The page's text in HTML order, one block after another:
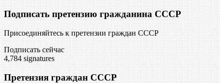
Подписать претензию гражданина СССР
Присоединяйтесь к претензии граждан СССР
Подписать сейчас
4,784 signatures
Претензия граждан СССР